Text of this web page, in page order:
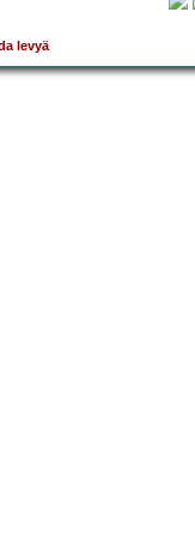
levyä